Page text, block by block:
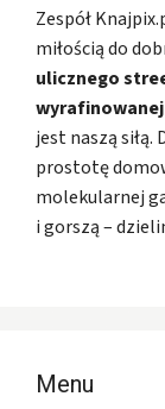
Zespół
miłością do
ulicznego
jest naszą
prostotę
molekularnej
i gorszą –
Menu